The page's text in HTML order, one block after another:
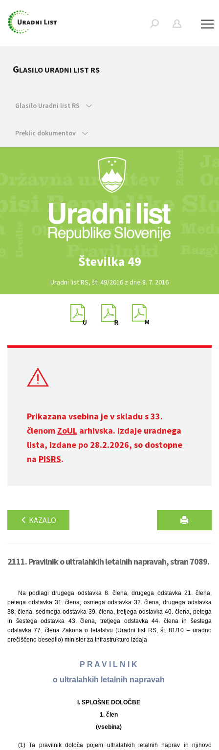
GLASILO URADNI LIST RS
Glasilo Uradni list RS
Preklic dokumentov
Številka 49
Uradni list RS, št. 49/2016 z dne 8. 7. 2016
Prikazana vsebina je v skladu s 33.
členom ZoUL arhivska. Izdaje uradnega
lista, izdane po 28.2.2026, so dostopne
na PISRS.
KAZALO
2111. Pravilnik o ultralahkih letalnih napravah, stran 7089.
Na podlagi drugega odstavka 8. člena, drugega odstavka 21. člena,
petega odstavka 31. člena, osmega odstavka 32. člena, drugega odstavka
38. člena, sedmega odstavka 39. člena, tretjega odstavka 40. člena, petega
in šestega odstavka 43. člena, tretjega odstavka 44. člena in šestega
odstavka 77. člena Zakona o letalstvu (Uradni list RS, št. 81/10 – uradno
prečiščeno besedilo) minister za infrastrukturo izdaja
P R A V I L N I K
o ultralahkih letalnih napravah
I. SPLOŠNE DOLOČBE
1. člen
(vsebina)
(1) Ta pravilnik določa pojem ultralahkih letalnih naprav in njihovo